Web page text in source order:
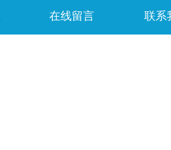
在线留言 联系